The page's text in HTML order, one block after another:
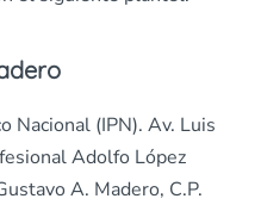
Nacional (IPN). Av. Luis
Adolfo López
A. Madero, C.P.